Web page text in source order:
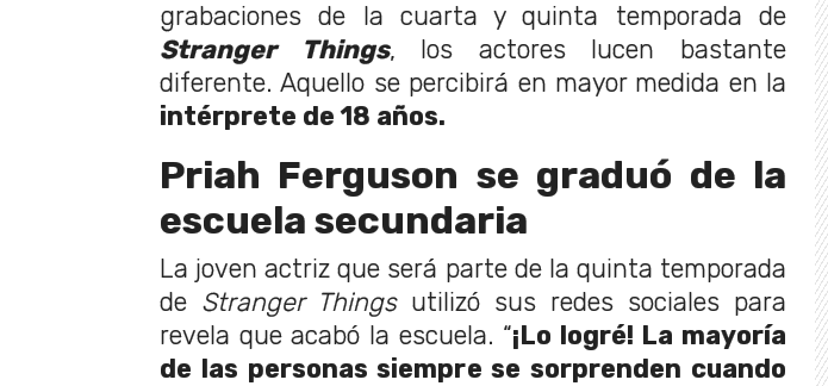
grabaciones de la cuarta y quinta temporada de
Stranger Things, los actores lucen bastante
diferente. Aquello se percibirá en mayor medida en la
intérprete de 18 años.
Priah Ferguson se graduó de la
escuela secundaria
La joven actriz que será parte de la quinta temporada
de Stranger Thingsutilizó sus redes sociales para
revela que acabó la escuela. “¡Lo logré! La mayoría
de las personas siempre se sorprenden cuando